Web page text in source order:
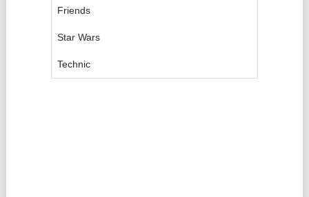
Friends
Star Wars
Technic